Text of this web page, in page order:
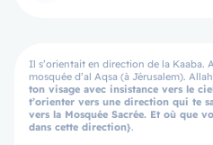
Il s’orientait en direction de la Kaaba.
mosquée d’al Aqsa (à Jérusalem).
ton visage avec insistance vers le
t’orienter vers une direction qui te
vers la Mosquée Sacrée. Et où que
dans cette direction}.